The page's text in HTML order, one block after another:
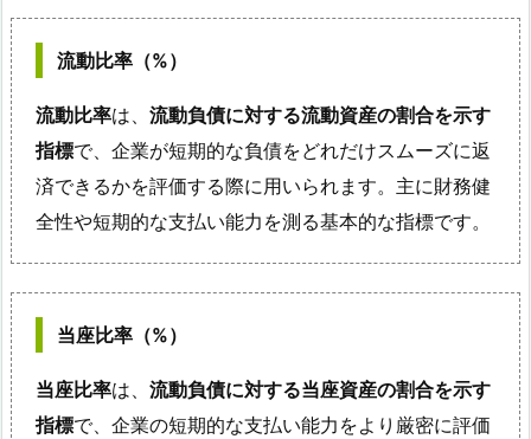
流動比率（%）
流動比率は、 流動負債に対する流動資産の割合を示す
指標で、企業が短期的な負債をどれだけスムーズに返
済できるかを評価する際に用いられます。主に財務健
全性や短期的な支払い能力を測る基本的な指標です。
当座比率（%）
当座比率は、 流動負債に対する当座資産の割合を示す
指標で、企業の短期的な支払い能力をより厳密に評価